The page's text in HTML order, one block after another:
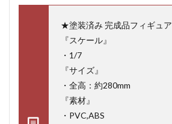
★塗装済み 完成品フィギュア
『スケール』
・1/7
『サイズ』
・全高：約280mm
『素材』
・PVC,ABS